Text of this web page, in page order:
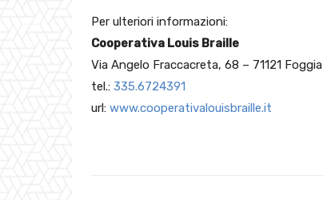
Per ulteriori informazioni:
Cooperativa Louis Braille
Via Angelo Fraccacreta, 68 – 71121 Foggia
tel.: 335.6724391
url: www.cooperativalouisbraille.it